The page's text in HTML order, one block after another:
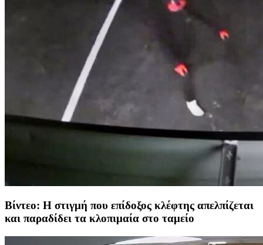
Βίντεο: Η στιγμή που επίδοξος κλέφτης απελπίζεται
και παραδίδει τα κλοπιμαία στο ταμείο